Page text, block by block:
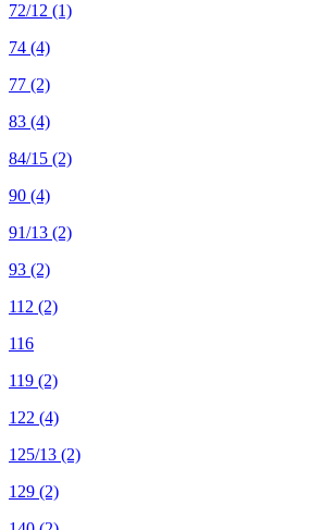
72/12 (1)
74 (4)
77 (2)
83 (4)
84/15 (2)
90 (4)
91/13 (2)
93 (2)
112 (2)
116
119 (2)
122 (4)
125/13 (2)
129 (2)